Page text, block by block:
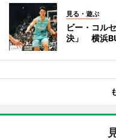
見る・遊ぶ
ビー・コル
決」 横浜